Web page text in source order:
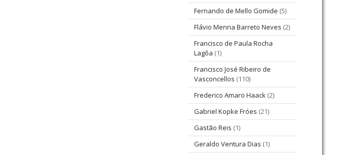
Fernando de Mello Gomide (5)
Flávio Menna Barreto Neves (2)
Francisco de Paula Rocha
Lagôa (1)
Francisco José Ribeiro de
Vasconcellos (110)
Frederico Amaro Haack (2)
Gabriel Kopke Fróes (21)
Gastão Reis (1)
Geraldo Ventura Dias (1)